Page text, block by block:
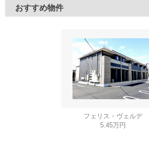
おすすめ物件
フェリス・ヴェルデ
5.45万円